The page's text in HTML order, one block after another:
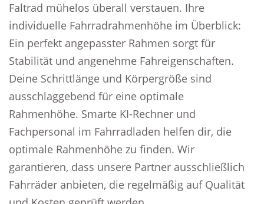
Faltrad mühelos überall verstauen. Ihre
individuelle Fahrradrahmenhöhe im Überblick:
Ein perfekt angepasster Rahmen sorgt für
Stabilität und angenehme Fahreigenschaften.
Deine Schrittlänge und Körpergröße sind
ausschlaggebend für eine optimale
Rahmenhöhe. Smarte KI-Rechner und
Fachpersonal im Fahrradladen helfen dir, die
optimale Rahmenhöhe zu finden. Wir
garantieren, dass unsere Partner ausschließlich
Fahrräder anbieten, die regelmäßig auf Qualität